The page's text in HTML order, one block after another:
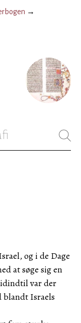
→
og i de Dage
at søge sig en
var der
blandt Israels